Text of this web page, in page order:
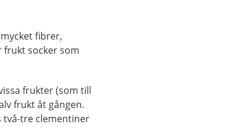
fibrer,
frukt socker som
frukter (som till
frukt åt gången.
två-tre clementiner